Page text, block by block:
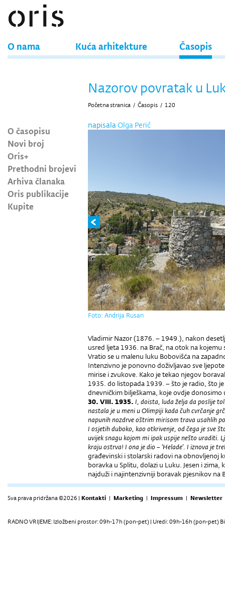
O nama Kuća arhitekture Časopis
O časopisu
Novi broj
Oris+
Prethodni brojevi
Arhiva članaka
Oris publikacije
Kupite
Nazorov povratak u
Početna stranica / Časopis / 120
napisalaOlga Perić
Foto: Andrija Rusan
Vladimir Nazor (1876. – 1949.), nakon
usred ljeta 1936. na Brač, na otok na
Vratio se u malenu luku Bobovišća na
Intenzivno je ponovno doživljavao sve
mirise i zvukove. Kako je tekao njegov
1935. do listopada 1939. – što je radio, što
dnevničkim bilješkama, koje ovdje
30. VIII. 1935. I, doista, luda želja da poslije
nastala je u meni u Olimpiji kada čuh cvrčanje
napunih nozdrve oštrim mirisom trava usahlih
I osjetih duboko, kao otkrivenje, od čega je sve
uvijek snagu kojom mi ipak uspije nešto uraditi.
kraju ostrva! I ona je dio – ‘Helade’. I iznova je
građevinski i stolarski radovi na obnovljenoj
boravka u Splitu, dolazi u Luku. Jesen i
najduži i najintenzivniji boravak pjesnikov na
Sva prava pridržana ©2026 | Kontakti | Marketing | Impressum | Newsletter
RADNO VRIJEME: Izložbeni prostor: 09h-17h (pon-pet) | Uredi: 09h-16h (pon-pet)